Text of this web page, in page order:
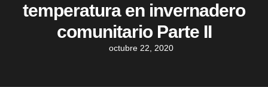
temperatura en invernadero
comunitario Parte II
octubre 22, 2020